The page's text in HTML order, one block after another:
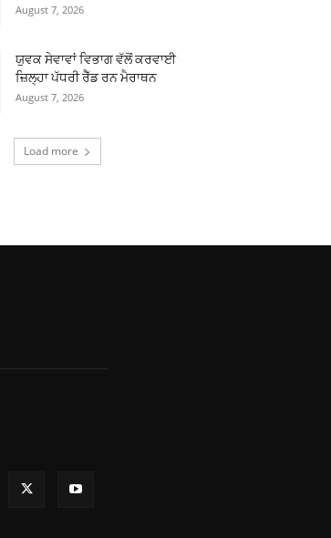
August 7, 2026
ਯੁਵਕ ਸੇਵਾਵਾਂ ਵਿਭਾਗ ਵੱਲੋਂ ਕਰਵਾਈ
ਜ਼ਿਲ੍ਹਾ ਪੱਧਰੀ ਰੈੱਡ ਰਨ ਮੈਰਾਥਨ
August 7, 2026
Load more